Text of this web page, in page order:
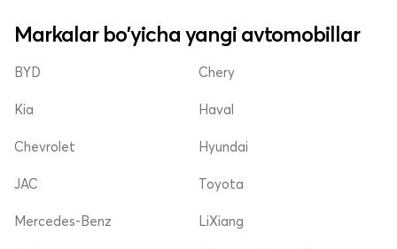
Markalar bo'yicha yangi avtomobillar
BYD
Kia
Chevrolet
Chery
Haval
Hyundai
JAC
Mercedes-Benz
Toyota
LiXiang